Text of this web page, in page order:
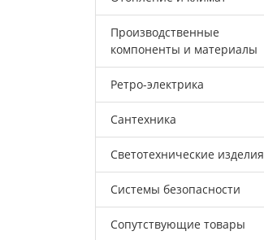
Производственные
компоненты и материалы
Ретро-электрика
Сантехника
Светотехнические изделия
Системы безопасности
Сопутствующие товары